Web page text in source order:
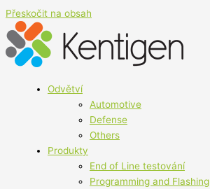
Přeskočit na obsah
Odvětví
Automotive
Defense
Others
Produkty
End of Line testování
Programming and Flashing